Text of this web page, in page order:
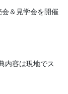
＆見学会を開催
内容は現地でス